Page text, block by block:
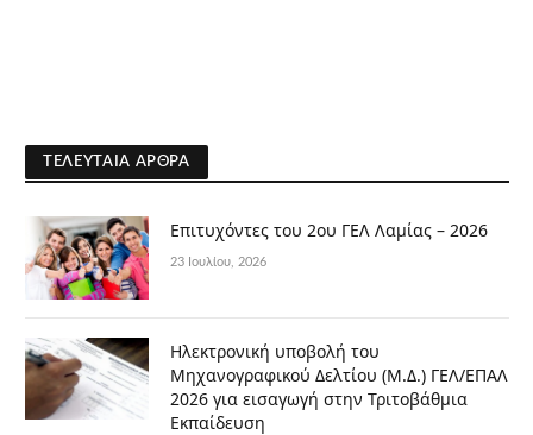
ΤΕΛΕΥΤΑΊΑ ΆΡΘΡΑ
Επιτυχόντες του 2ου ΓΕΛ Λαμίας – 2026
23 Ιουλίου, 2026
Ηλεκτρονική υποβολή του
Μηχανογραφικού Δελτίου (Μ.Δ.) ΓΕΛ/ΕΠΑΛ
2026 για εισαγωγή στην Τριτοβάθμια
Εκπαίδευση